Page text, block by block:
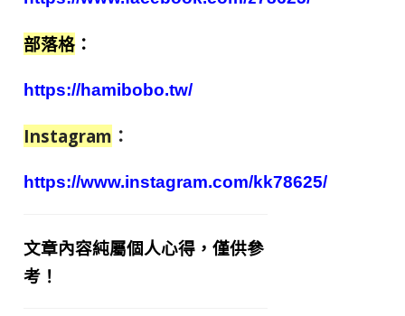
部落格 ：
https://hamibobo.tw/
Instagram ：
https://www.instagram.com/kk78625/
文章內容純屬個人心得，僅供參
考！